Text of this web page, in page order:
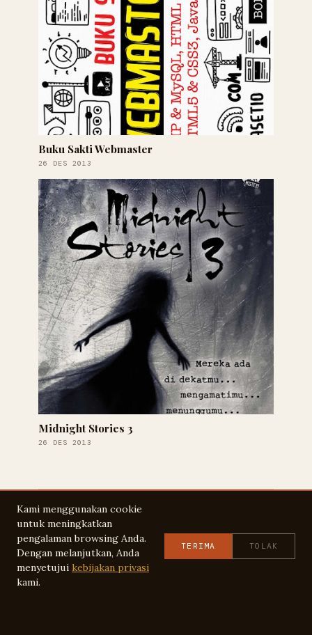
Kami menggunakan cookie
untuk meningkatkan
pengalaman browsing Anda.
Dengan melanjutkan, Anda
menyetujui kebijakan privasi
kami.
TERIMA TOLAK
Buku Sakti Webmaster
26 DES 2013
Midnight Stories 3
26 DES 2013
EDITED EDITING
← KEMBALI KE BERANDA